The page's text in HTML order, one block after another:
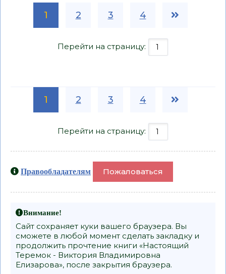
1 2 3 4
Перейти на страницу:
1 2 3 4
Перейти на страницу:
Правообладателям Пожаловаться
Внимание!
Сайт сохраняет куки вашего браузера. Вы
сможете в любой момент сделать закладку и
продолжить прочтение книги «Настоящий
Теремок - Виктория Владимировна
Елизарова», после закрытия браузера.